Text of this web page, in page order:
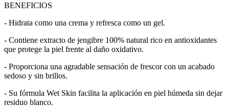
BENEFICIOS
- Hidrata como una crema y refresca como un gel.
- Contiene extracto de jengibre 100% natural rico en antioxidantes
que protege la piel frente al daño oxidativo.
- Proporciona una agradable sensación de frescor con un acabado
sedoso y sin brillos.
- Su fórmula Wet Skin facilita la aplicación en piel húmeda sin dejar
residuo blanco.